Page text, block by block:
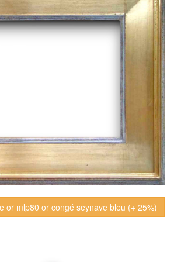
or mlp80 or congé seynave bleu (+ 25%)